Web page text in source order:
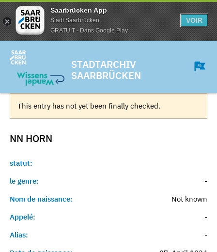
Saarbrücken App
Stadt Saarbrücken
GRATUIT - Dans Google Play
VOIR
STADTARCHIV
SAARBRÜCKEN
This entry has not yet been finally checked.
NN HORN
statut:
le genre:
-
Nom de naissance:
Not known
Appelé:
-
Alias:
-